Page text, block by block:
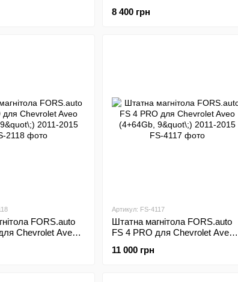
8 400 грн
FORS.auto
Chevrolet Aveo
Артикул: FS-4117
Штатна магнітола FORS.auto
FS 4 PRO для Chevrolet Aveo
11 000 грн